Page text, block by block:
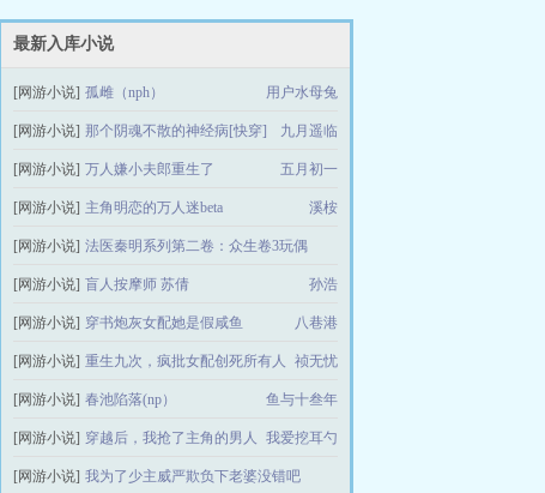
最新入库小说
[网游小说] 孤雌（nph） 用户水母兔
[网游小说] 那个阴魂不散的神经病[快穿] 九月遥临
[网游小说] 万人嫌小夫郎重生了 五月初一
[网游小说] 主角明恋的万人迷beta 溪桉
[网游小说] 法医秦明系列第二卷：众生卷3玩偶
法医秦明
[网游小说] 盲人按摩师 苏倩 孙浩
[网游小说] 穿书炮灰女配她是假咸鱼 八巷港
[网游小说] 重生九次，疯批女配创死所有人 祯无忧
[网游小说] 春池陷落(np） 鱼与十叁年
[网游小说] 穿越后，我抢了主角的男人 我爱挖耳勺
[网游小说] 我为了少主威严欺负下老婆没错吧